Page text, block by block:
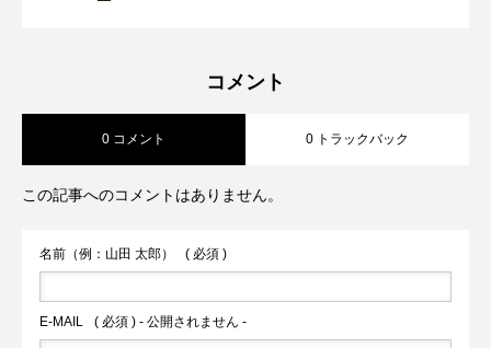
リランカ料理を満喫！」
OK！愛犬に優しい空間で一緒に過ごせる
コメント
0 コメント 0 トラックバック
この記事へのコメントはありません。
名前（例：山田 太郎） ( 必須 )
E-MAIL ( 必須 ) - 公開されません -